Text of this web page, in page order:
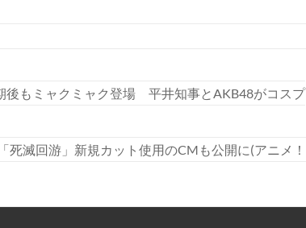
後もミャクミャク登場 平井知事とAKB48がコスプ
死滅回游」新規カット使用のCMも公開に(アニメ！